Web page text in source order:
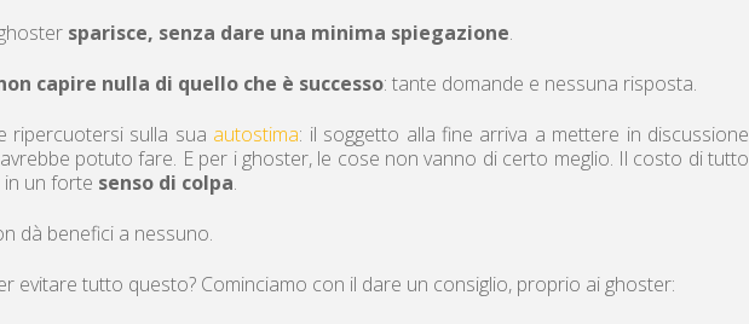
sparisce, senza dare una minima spiegazione.
capire nulla di quello che è successo: tante domande e nessuna risposta.
ripercuotersi sulla sua autostima: il soggetto alla fine arriva a mettere in discussione
potuto fare. E per i ghoster, le cose non vanno di certo meglio. Il costo di tutto
un forte senso di colpa.
dà benefici a nessuno.
evitare tutto questo? Cominciamo con il dare un consiglio, proprio ai ghoster: